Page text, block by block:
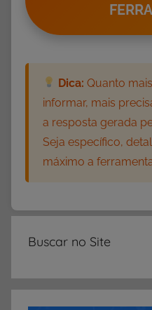
Dica: Quanto
informar, mais
a resposta gerada
Seja específico,
máximo a
Buscar no Site